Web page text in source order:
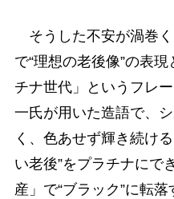
そうした不安が渦巻
で“理想の老後像”の表
チナ世代」というフレ
一氏が用いた造語で、
く、色あせず輝き続け
い老後”をプラチナにで
産」で“ブラック”に転